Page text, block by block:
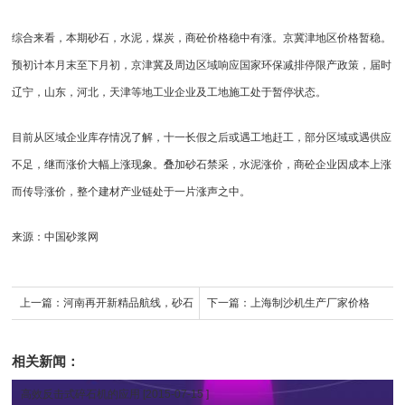
综合来看，本期砂石，水泥，煤炭，商砼价格稳中有涨。京冀津地区价格暂稳。
预初计本月末至下月初，京津冀及周边区域响应国家环保减排停限产政策，届时
辽宁，山东，河北，天津等地工业企业及工地施工处于暂停状态。
目前从区域企业库存情况了解，十一长假之后或遇工地赶工，部分区域或遇供应
不足，继而涨价大幅上涨现象。叠加砂石禁采，水泥涨价，商砼企业因成本上涨
而传导涨价，整个建材产业链处于一片涨声之中。
来源：中国砂浆网
上一篇： 河南再开新精品航线，砂石 下一篇：上海制沙机生产厂家价格
相关新闻：
高效反击式碎石机的应用 [2015-07-15 ]